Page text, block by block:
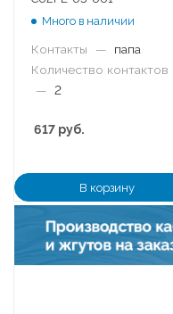
Много в наличии
Контакты —
папа
Количество контактов
— 2
617 руб.
В корзину